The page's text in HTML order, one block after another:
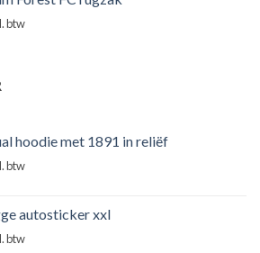
btw
hoodie met 1891 in reliëf
btw
autosticker xxl
btw